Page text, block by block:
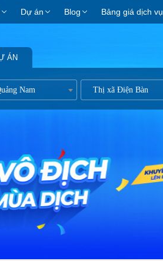
Dự án Blog Bảng giá dịch vụ
ÁN
Nam Thị xã Điện Bàn